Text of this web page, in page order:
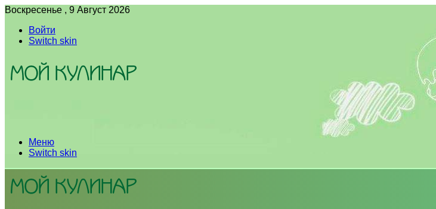
Воскресенье , 9 Август 2026
Войти
Switch skin
Меню
Switch skin